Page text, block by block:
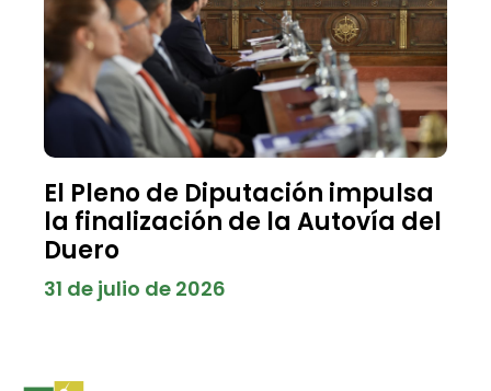
El Pleno de Diputación impulsa
la finalización de la Autovía del
Duero
31 de julio de 2026